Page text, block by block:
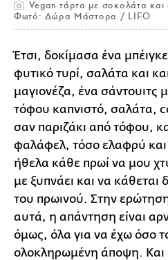
Vegan τάρτα με σοκολάτα και
Φωτό: Δώρα Μάστορα / LIFO
Έτσι, δοκίμασα ένα
φυτικό τυρί, σαλάτα και
μαγιονέζα, ένα σάντουιτς
τόφου καπνιστό, σαλάτα,
σαν παριζάκι από τόφου,
φαλάφελ, τόσο ελαφρύ
ήθελα κάθε πρωί να μου
με ξυπνάει και να κάθεται
του πρωινού. Στην
αυτά, η απάντηση είναι
όμως, όλα για να έχω όσο
ολοκληρωμένη άποψη. Και